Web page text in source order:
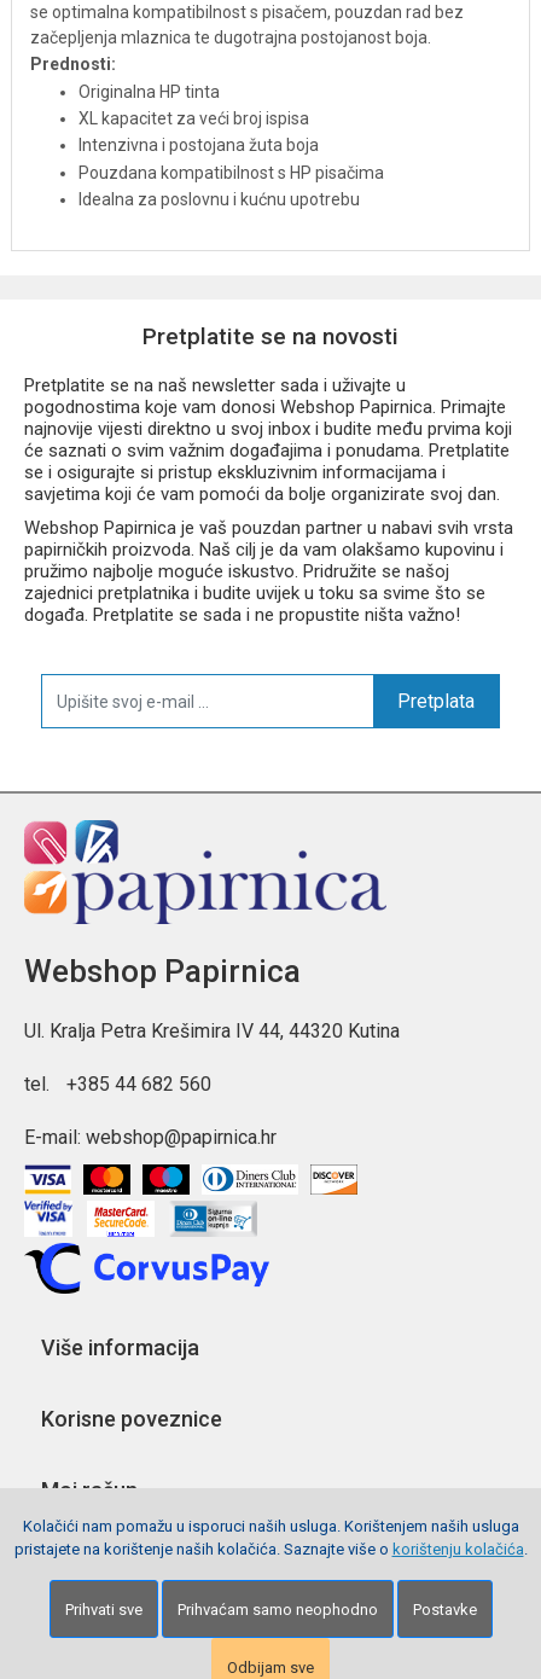
se optimalna kompatibilnost s pisačem, pouzdan rad bez
začepljenja mlaznica te dugotrajna postojanost boja.
Prednosti:
Originalna HP tinta
XL kapacitet za veći broj ispisa
Intenzivna i postojana žuta boja
Pouzdana kompatibilnost s HP pisačima
Idealna za poslovnu i kućnu upotrebu
Pretplatite se na novosti
Pretplatite se na naš newsletter sada i uživajte u
pogodnostima koje vam donosi Webshop Papirnica. Primajte
najnovije vijesti direktno u svoj inbox i budite među prvima koji
će saznati o svim važnim događajima i ponudama. Pretplatite
se i osigurajte si pristup ekskluzivnim informacijama i
savjetima koji će vam pomoći da bolje organizirate svoj dan.
Webshop Papirnica je vaš pouzdan partner u nabavi svih vrsta
papirničkih proizvoda. Naš cilj je da vam olakšamo kupovinu i
pružimo najbolje moguće iskustvo. Pridružite se našoj
zajednici pretplatnika i budite uvijek u toku sa svime što se
događa. Pretplatite se sada i ne propustite ništa važno!
Pretplata
Webshop Papirnica
Ul. Kralja Petra Krešimira IV 44, 44320 Kutina
tel. +385 44 682 560
E-mail: webshop@papirnica.hr
Više informacija
Korisne poveznice
Moj račun
Pratite nas
Copyright © 2026 Webshop Papirnica. Sva prava pridržana. Izrada stranica
Net plus d.o.o.
Kolačići nam pomažu u isporuci naših usluga. Korištenjem naših usluga
pristajete na korištenje naših kolačića. Saznajte više o korištenju kolačića.
Prihvati sve Prihvaćam samo neophodno Postavke
Odbijam sve